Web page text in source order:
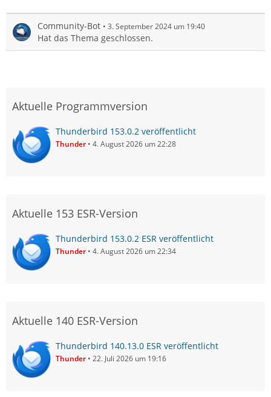
Community-Bot 3. September 2024 um 19:40
Hat das Thema geschlossen.
Aktuelle Programmversion
Thunderbird 153.0.2 veröffentlicht
Thunder 4. August 2026 um 22:28
Aktuelle 153 ESR-Version
Thunderbird 153.0.2 ESR veröffentlicht
Thunder 4. August 2026 um 22:34
Aktuelle 140 ESR-Version
Thunderbird 140.13.0 ESR veröffentlicht
Thunder 22. Juli 2026 um 19:16